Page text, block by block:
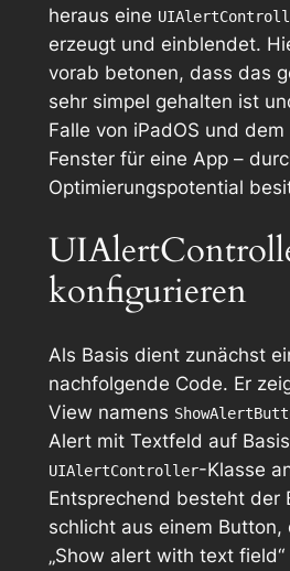
heraus eine
erzeugt und einblendet.
vorab betonen, dass das
sehr simpel gehalten ist
Falle von iPadOS und
Fenster für eine App –
Optimierungspotential
konfigurieren
Als Basis dient zunächst
nachfolgende Code. Er
View namens
Alert mit Textfeld auf
UIAlertController-Klasse
Entsprechend besteht der
schlicht aus einem Button,
„Show alert with text